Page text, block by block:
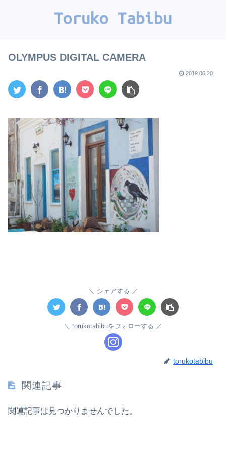
Toruko Tabibu
OLYMPUS DIGITAL CAMERA
2019.06.20
シェアする
torukotabibuをフォローする
torukotabibu
関連記事
関連記事は見つかりませんでした。